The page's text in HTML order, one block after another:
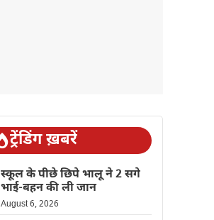
ट्रेंडिंग ख़बरें
स्कूल के पीछे छिपे भालू ने 2 सगे
भाई-बहन की ली जान
August 6, 2026